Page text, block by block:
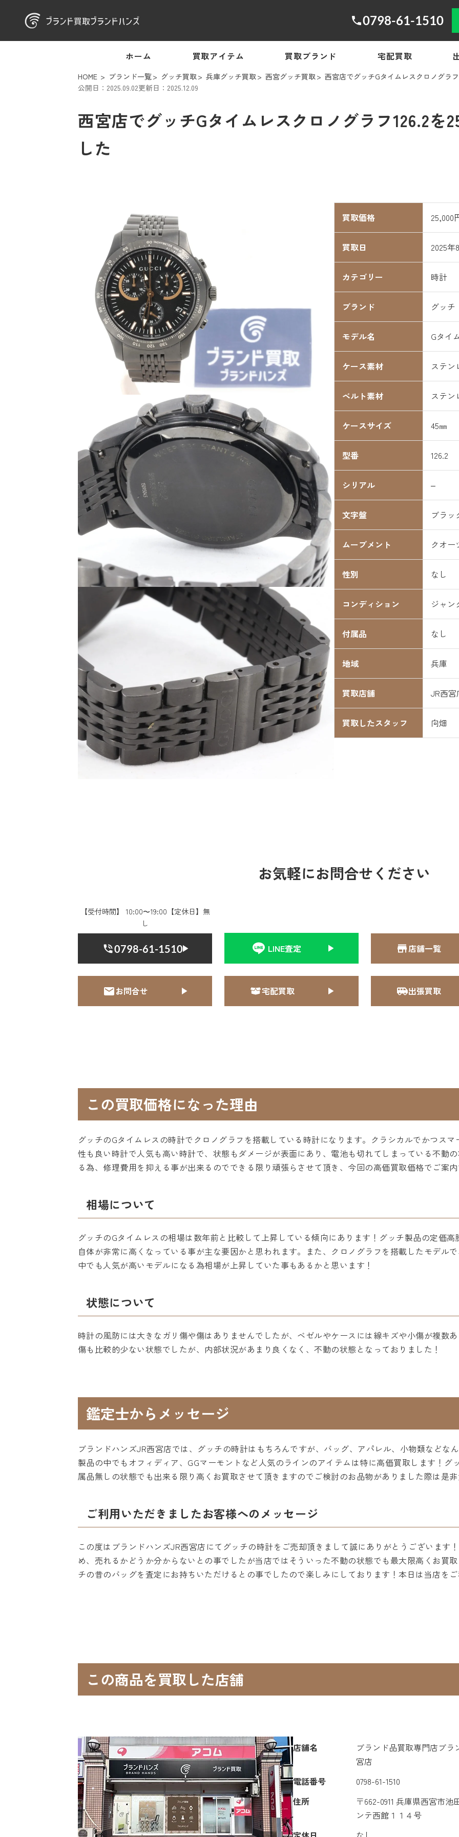
0798-61-1510
ホーム 買取アイテム 買取ブランド 宅配買取
HOME ブランド一覧 グッチ買取 兵庫グッチ買取 西宮グッチ買取
西宮店でグッチGタイムレスクロノグラ
公開日：2025.09.02更新日：2025.12.09
西宮店でグッチGタイムレスクロノグラフ126.2を
した
買取価格 25,000
買取日 2025年
カテゴリー 時計
ブランド グッチ
モデル名 Gタイ
ケース素材 ステン
ベルト素材 ステン
ケースサイズ 45㎜
型番 126.2
シリアル –
文字盤 ブラッ
ムーブメント クオー
性別 なし
コンディション ジャン
付属品 なし
地域 兵庫
買取店舗 JR西宮
買取したスタッフ 向畑
お気軽にお問合せください
【受付時間】 10:00〜19:00【定休日】無
し
0798-61-1510 LINE査定 店舗一覧
お問合せ 宅配買取 出張買取
この買取価格になった理由
グッチのGタイムレスの時計でクロノグラフを搭載している時計になります。クラシカルでかつス
性も良い時計で人気も高い時計で、状態もダメージが表面にあり、電池も切れてしまっている不動
る為、修理費用を抑える事が出来るのでできる限り頑張らさせて頂き、今回の高価買取価格でご案
相場について
グッチのGタイムレスの相場は数年前と比較して上昇している傾向にあります！グッチ製品の定価
自体が非常に高くなっている事が主な要因かと思われます。また、クロノグラフを搭載したモデル
中でも人気が高いモデルになる為相場が上昇していた事もあるかと思います！
状態について
時計の風防には大きなガリ傷や傷はありませんでしたが、ベゼルやケースには線キズや小傷が複数
傷も比較的少ない状態でしたが、内部状況があまり良くなく、不動の状態となっておりました！
鑑定士からメッセージ
ブランドハンズJR西宮店では、グッチの時計はもちろんですが、バッグ、アパレル、小物類などな
製品の中でもオフィディア、GGマーモントなど人気のラインのアイテムは特に高価買取します！グ
属品無しの状態でも出来る限り高くお買取させて頂きますのでご検討のお品物がありました際は是
ご利用いただきましたお客様へのメッセージ
この度はブランドハンズJR西宮店にてグッチの時計をご売却頂きまして誠にありがとうございます
め、売れるかどうか分からないとの事でしたが当店ではそういった不動の状態でも最大限高くお買
チの昔のバッグを査定にお持ちいただけるとの事でしたので楽しみにしております！本日は当店を
この商品を買取した店舗
店舗名
ブランド品買取専門店ブラ
宮店
電話番号
0798-61-1510
住所
〒662-0911 兵庫県西宮市池
ンテ西館１１４号